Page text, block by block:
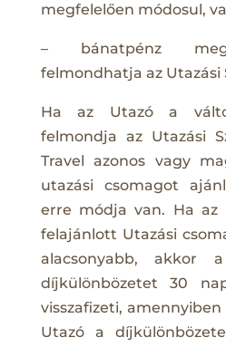
megfelelően módosul,
– bánatpénz
felmondhatja az Utazási
Ha az Utazó a
felmondja az Utazási
Travel azonos vagy
utazási csomagot
erre módja van. Ha az
felajánlott Utazási
alacsonyabb, akkor
díjkülönbözetet 30
visszafizeti,
Utazó a